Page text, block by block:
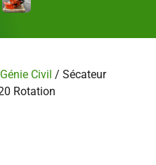
Génie Civil / Sécateur
Rotation